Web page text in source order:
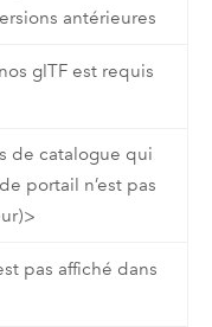
antérieures
glTF est requis
de catalogue qui
portail n’est pas
pas affiché dans